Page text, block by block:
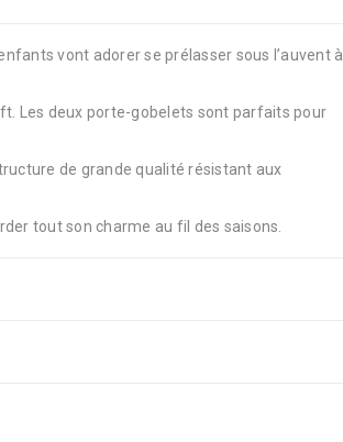
vont adorer se prélasser sous l’auvent à
Les deux porte-gobelets sont parfaits pour
de grande qualité résistant aux
tout son charme au fil des saisons.